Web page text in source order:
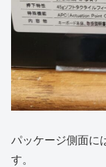
パッケージ側面に
す。